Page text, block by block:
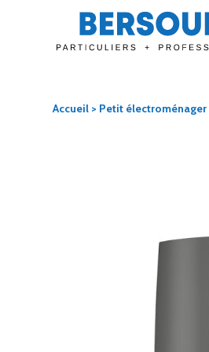
Accueil > Petit électroménager